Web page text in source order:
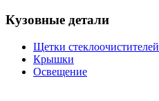
Кузовные детали
Щетки стеклоочистителей
Крышки
Освещение